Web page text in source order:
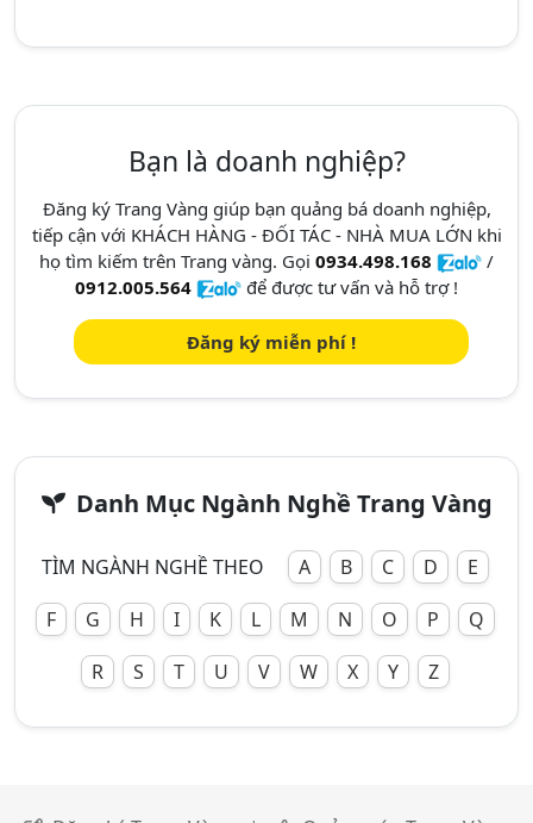
Bạn là doanh nghiệp?
Đăng ký Trang Vàng giúp bạn quảng bá doanh nghiệp,
tiếp cận với KHÁCH HÀNG - ĐỐI TÁC - NHÀ MUA LỚN khi
họ tìm kiếm trên Trang vàng. Gọi 0934.498.168
/
0912.005.564
để được tư vấn và hỗ trợ !
Đăng ký miễn phí !
Danh Mục Ngành Nghề Trang Vàng
TÌM NGÀNH NGHỀ THEO A B C D
E
F
G H I K L M N O P
Q
R
S T U V W X Y Z